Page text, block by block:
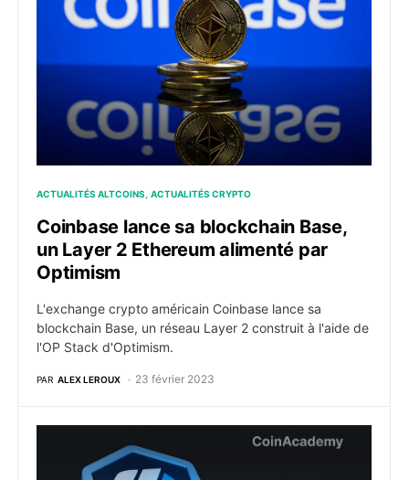
ACTUALITÉS ALTCOINS ACTUALITÉS CRYPTO
Coinbase lance sa blockchain Base,
un Layer 2 Ethereum alimenté par
Optimism
L'exchange crypto américain Coinbase lance sa
blockchain Base, un réseau Layer 2 construit à l'aide de
l'OP Stack d'Optimism.
PAR ALEX LEROUX 23 février 2023
Le layer 2 Arbitrum dépasse Ethereum avec un